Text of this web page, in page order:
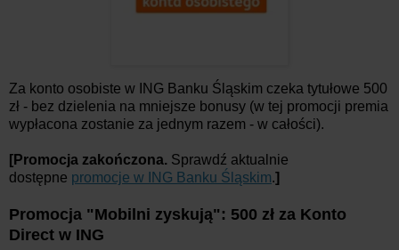
Za konto osobiste w ING Banku Śląskim czeka tytułowe 500
zł - bez dzielenia na mniejsze bonusy (w tej promocji premia
wypłacona zostanie za jednym razem - w całości).
[Promocja zakończona. Sprawdź aktualnie
dostępne promocje w ING Banku Śląskim.]
Promocja "Mobilni zyskują": 500 zł za Konto
Direct w ING